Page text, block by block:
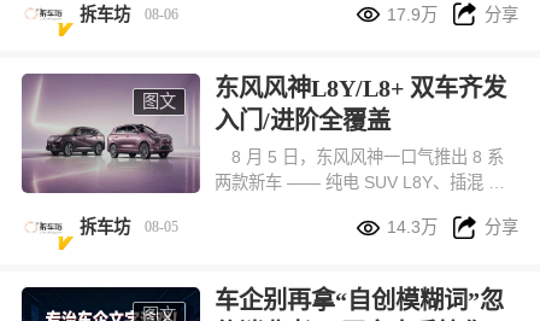
奶奶的环节，看的出对品牌的信赖。H1
尺寸和空间够大！还有轻越野能力稍微
改装一下，就是一台不错的轻度穿越旅
行车。
拆车坊 08-06  17.9万  分享
图文
东风风神L8Y/L8+ 双车齐发
入门/进阶全覆盖
8 月 5 日，东风风神一口气推出 8 系
两款新车 —— 纯电 SUV L8Y、插混 SU
10 万级城市家用代步，另一款面向预算
拆车坊 08-05  14.3万  分享
图文
车企别再拿“自创模糊词”忽